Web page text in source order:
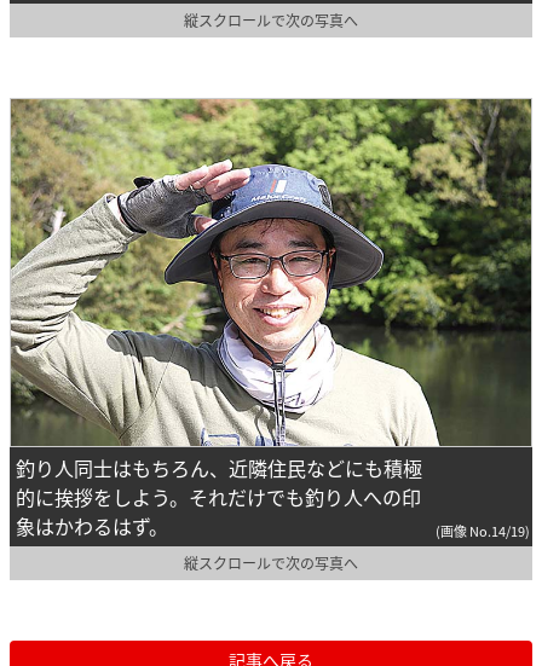
縦スクロールで次の写真へ
釣り人同士はもちろん、近隣住民などにも積極
的に挨拶をしよう。それだけでも釣り人への印
象はかわるはず。
(画像 No.14/19)
縦スクロールで次の写真へ
記事へ戻る